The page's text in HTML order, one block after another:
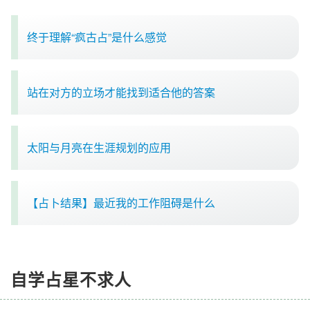
终于理解“疯古占”是什么感觉
站在对方的立场才能找到适合他的答案
太阳与月亮在生涯规划的应用
【占卜结果】最近我的工作阻碍是什么
自学占星不求人